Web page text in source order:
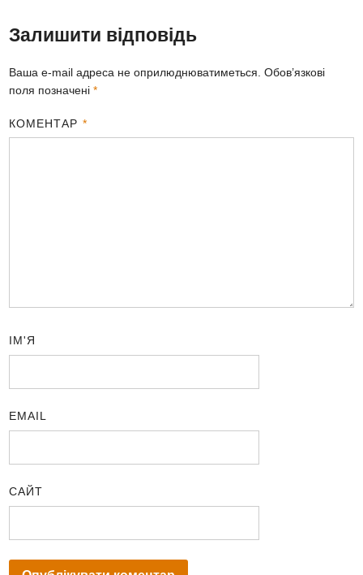
Залишити відповідь
Ваша e-mail адреса не оприлюднюватиметься. Обов’язкові
поля позначені*
КОМЕНТАР *
ІМ'Я
EMAIL
САЙТ